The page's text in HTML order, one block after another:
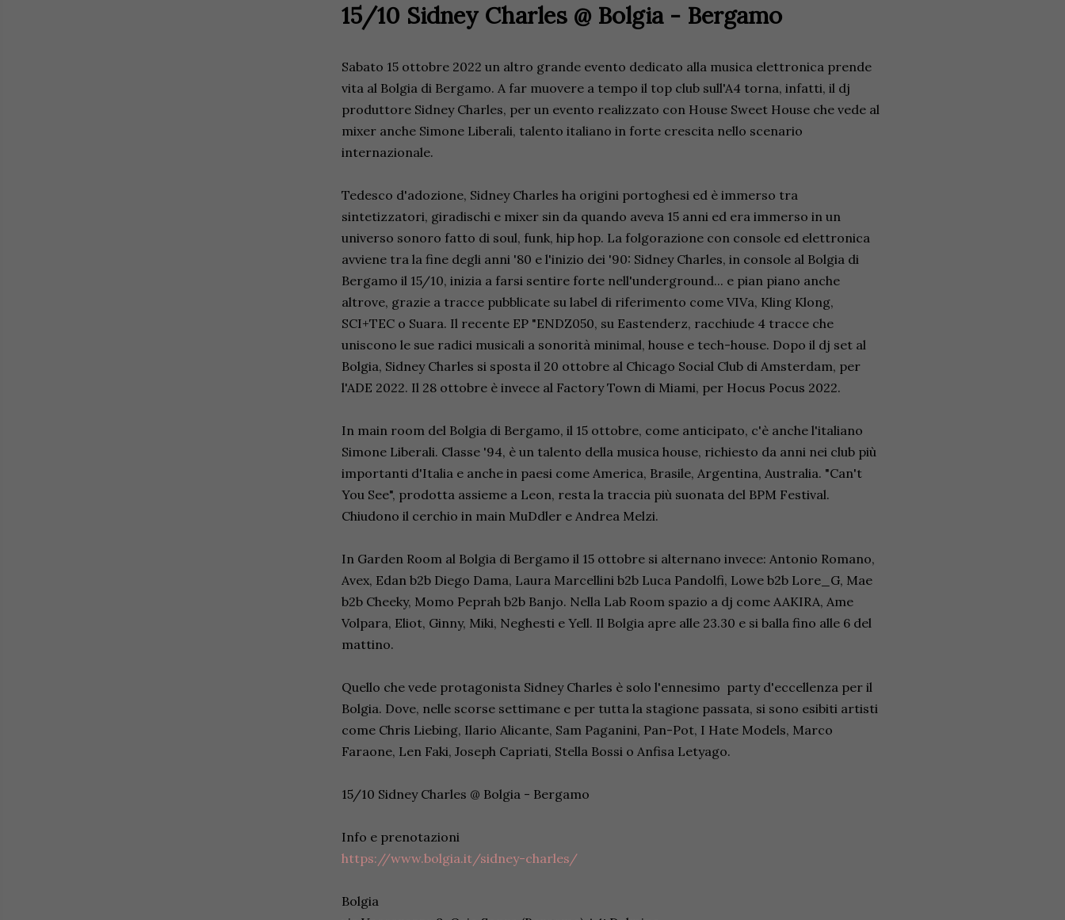
15/10 Sidney Charles @ Bolgia - Bergamo
Sabato 15 ottobre 2022 un altro grande evento dedicato alla musica elettronica prende
vita al Bolgia di Bergamo. A far muovere a tempo il top club sull'A4 torna, infatti, il dj
produttore Sidney Charles, per un evento realizzato con House Sweet House che vede al
mixer anche Simone Liberali, talento italiano in forte crescita nello scenario
internazionale.
Tedesco d'adozione, Sidney Charles ha origini portoghesi ed è immerso tra
sintetizzatori, giradischi e mixer sin da quando aveva 15 anni ed era immerso in un
universo sonoro fatto di soul, funk, hip hop. La folgorazione con console ed elettronica
avviene tra la fine degli anni '80 e l'inizio dei '90: Sidney Charles, in console al Bolgia di
Bergamo il 15/10, inizia a farsi sentire forte nell'underground... e pian piano anche
altrove, grazie a tracce pubblicate su label di riferimento come VIVa, Kling Klong,
SCI+TEC o Suara. Il recente EP "ENDZ050, su Eastenderz, racchiude 4 tracce che
uniscono le sue radici musicali a sonorità minimal, house e tech-house. Dopo il dj set al
Bolgia, Sidney Charles si sposta il 20 ottobre al Chicago Social Club di Amsterdam, per
l'ADE 2022. Il 28 ottobre è invece al Factory Town di Miami, per Hocus Pocus 2022.
In main room del Bolgia di Bergamo, il 15 ottobre, come anticipato, c'è anche l'italiano
Simone Liberali. Classe '94, è un talento della musica house, richiesto da anni nei club più
importanti d'Italia e anche in paesi come America, Brasile, Argentina, Australia. "Can't
You See", prodotta assieme a Leon, resta la traccia più suonata del BPM Festival.
Chiudono il cerchio in main MuDdler e Andrea Melzi.
In Garden Room al Bolgia di Bergamo il 15 ottobre si alternano invece: Antonio Romano,
Avex, Edan b2b Diego Dama, Laura Marcellini b2b Luca Pandolfi, Lowe b2b Lore_G, Mae
b2b Cheeky, Momo Peprah b2b Banjo. Nella Lab Room spazio a dj come AAKIRA, Ame
Volpara, Eliot, Ginny, Miki, Neghesti e Yell. Il Bolgia apre alle 23.30 e si balla fino alle 6 del
mattino.
Quello che vede protagonista Sidney Charles è solo l'ennesimo party d'eccellenza per il
Bolgia. Dove, nelle scorse settimane e per tutta la stagione passata, si sono esibiti artisti
come Chris Liebing, Ilario Alicante, Sam Paganini, Pan-Pot, I Hate Models, Marco
Faraone, Len Faki, Joseph Capriati, Stella Bossi o Anfisa Letyago.
15/10 Sidney Charles @ Bolgia - Bergamo
Info e prenotazioni
https://www.bolgia.it/sidney-charles/
Bolgia